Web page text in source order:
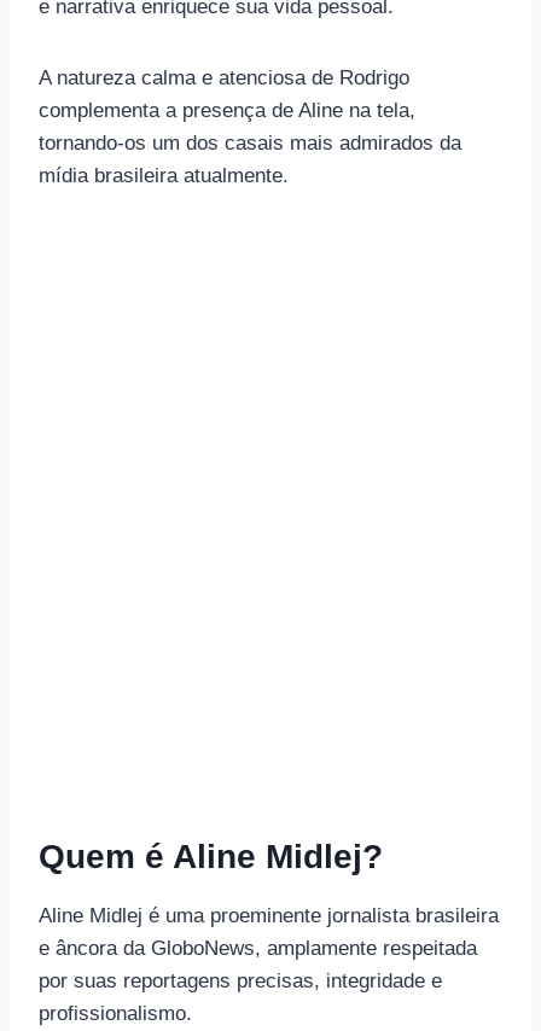
e narrativa enriquece sua vida pessoal.
A natureza calma e atenciosa de Rodrigo
complementa a presença de Aline na tela,
tornando-os um dos casais mais admirados da
mídia brasileira atualmente.
Quem é Aline Midlej?
Aline Midlej é uma proeminente jornalista brasileira
e âncora da GloboNews, amplamente respeitada
por suas reportagens precisas, integridade e
profissionalismo.